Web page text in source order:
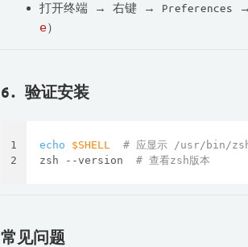
打开终端 → 右键 → Preferences →
e）
6. 验证安装
1
2
echo $SHELL
# 应显示 /usr/bin/
zsh --version # 查看zsh版本
常见问题